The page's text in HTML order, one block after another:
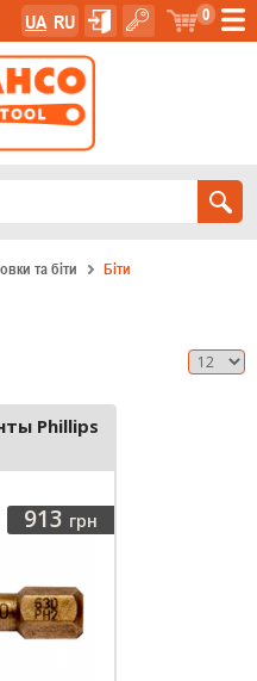
0
UA RU
та біти Біти
Phillips
913 грн